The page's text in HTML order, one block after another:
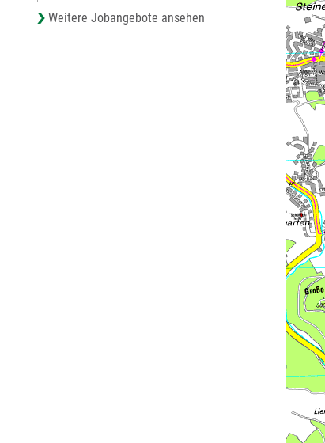
Weitere Jobangebote ansehen